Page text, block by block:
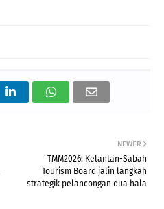
NEWER
TMM2026: Kelantan-Sabah
Tourism Board jalin langkah
strategik pelancongan dua hala